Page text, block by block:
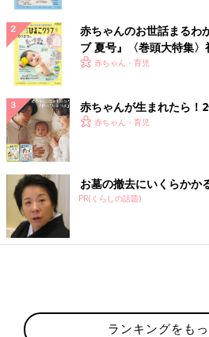
イケピさん(@momokona47)がシェ
イケピさん(
とコーラルピンク）」を購入（各100
ザートを入れたり、インテリア用の
スペースシャトル型ランチプレ
赤ちゃんのお世話まるわ
ブ 夏号』〈巻頭大特集
く！ おっぱい・ミルクの
赤ちゃん・育児
赤ちゃんが生まれたら！
赤ちゃん・育児
お墓の撤去にいくらかか
PR(くらしの話題)
ランキングをも